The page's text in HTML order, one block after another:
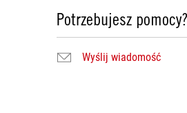
Potrzebujesz pomocy?
Wyślij wiadomość